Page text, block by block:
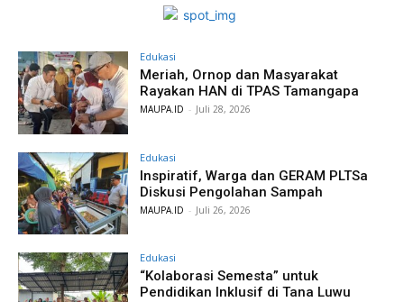
Edukasi
Meriah, Ornop dan Masyarakat
Rayakan HAN di TPAS Tamangapa
MAUPA.ID - Juli 28, 2026
Edukasi
Inspiratif, Warga dan GERAM PLTSa
Diskusi Pengolahan Sampah
MAUPA.ID - Juli 26, 2026
Edukasi
“Kolaborasi Semesta” untuk
Pendidikan Inklusif di Tana Luwu